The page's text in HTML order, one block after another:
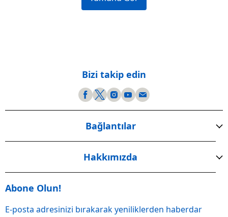
Bizi takip edin
Bağlantılar
Hakkımızda
Abone Olun!
E-posta adresinizi bırakarak yeniliklerden haberdar